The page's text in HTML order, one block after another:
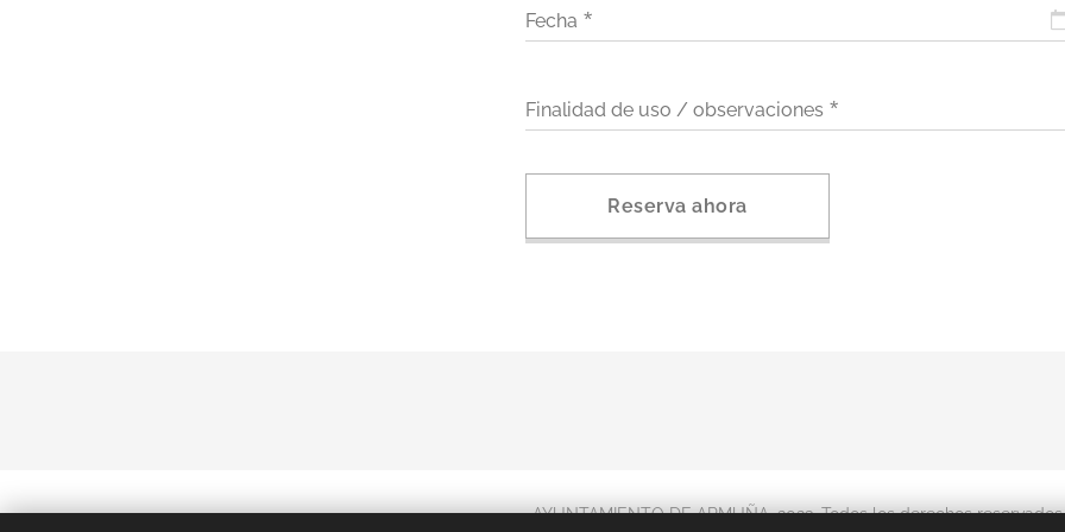
Fecha
Finalidad de uso / observaciones
Reserva ahora
AYUNTAMIENTO DE ARMUÑA, 2023. Todos los derechos reservados.